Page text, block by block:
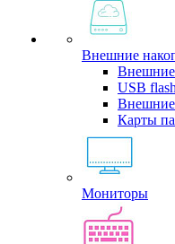
Внешние
USB flash
Внешние
Карты
Мониторы